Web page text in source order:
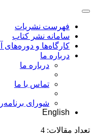
فهرست نشریات
سامانه نشر کتاب
کارگاه‌ها و
درباره ما
درباره ما
تماس با ما
شورای
English
تعداد مقالات: 4